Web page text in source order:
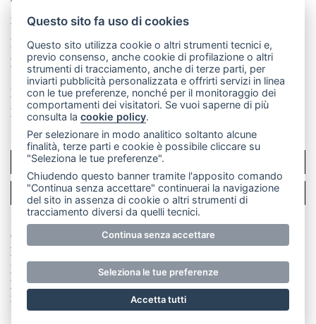
Telefono:
mail: redazione@merateonline.it
La redazione
CasateOnline LeccoOnline
RSS
Made by VIP
Privacy policy
Cookie policy
Rivedi le tue scelte sui cookie
SCRIVICI
PER LA TUA PUBBLICITÀ
© Copyright Merateonline S.r.l. - Tutti i diritti riservati.
E' proibita la riproduzione e pubblicazione anche
parziale di testi, articoli e immagini senza la
preventiva autorizzazione scritta dell'editore. RI Lecco
numero Rea LC 291.277 - Capitale sociale 10.329,14 €
Questo sito fa uso di cookies
Questo sito utilizza cookie o altri strumenti tecnici e,
previo consenso, anche cookie di profilazione o altri
strumenti di tracciamento, anche di terze parti, per
inviarti pubblicità personalizzata e offrirti servizi in linea
con le tue preferenze, nonché per il monitoraggio dei
comportamenti dei visitatori. Se vuoi saperne di più
consulta lacookie policy.
Per selezionare in modo analitico soltanto alcune
finalità, terze parti e cookie è possibile cliccare su
"Seleziona le tue preferenze".
Chiudendo questo banner tramite l'apposito comando
"Continua senza accettare" continuerai la navigazione
del sito in assenza di cookie o altri strumenti di
tracciamento diversi da quelli tecnici.
Continua senza accettare
Seleziona le tue preferenze
Accetta tutti